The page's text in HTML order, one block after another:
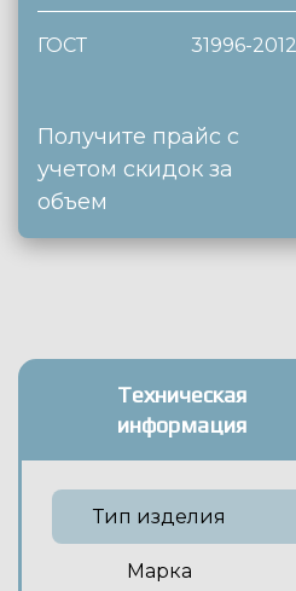
ГОСТ 31996-2012
Получите прайс с
учетом скидок за
объем
Техническая
информация
Тип изделия
Марка